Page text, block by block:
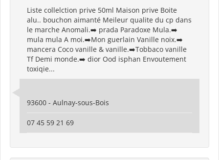
Liste collelction prive 50ml Maison prive Boite
alu.. bouchon aimanté Meileur qualite du cp dans
le marche Anomali.➡️ prada Paradoxe Mula.➡️
mula mula A moi.➡️Mon guerlain Vanille noix.➡️
mancera Coco vanille & vanille.➡️Tobbaco vanille
Tf Demi monde.➡️ dior Ood isphan Envoutement
toxiqie...
93600 - Aulnay-sous-Bois
07 45 59 21 69